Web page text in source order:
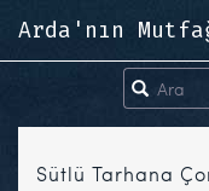
Arda'nın
Sütlü Tarhana